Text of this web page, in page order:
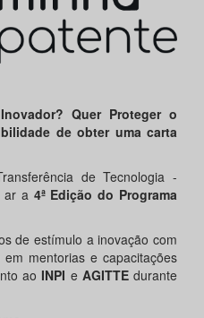
Quer Proteger o
de obter uma carta
de Tecnologia -
ar a 4ª Edição do Programa
de estímulo a inovação com
mentorias e capacitações
ao INPI e AGITTEdurante